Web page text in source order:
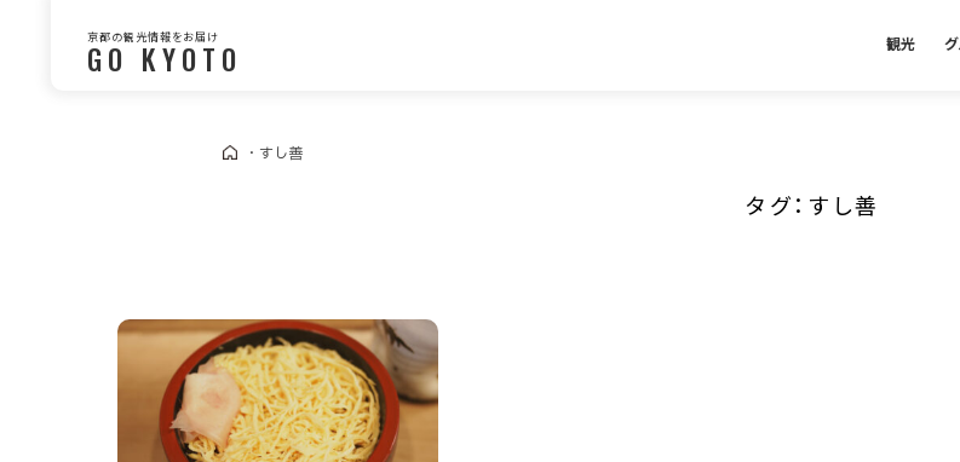
京都の観光情報をお届け
GO KYOTO 観光
・ すし善
タグ：すし善